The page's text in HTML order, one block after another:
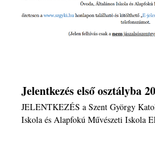
Jelentkezés első osztályba
JELENTKEZÉS a Szent György
Iskola és Alapfokú Művészeti Iskola